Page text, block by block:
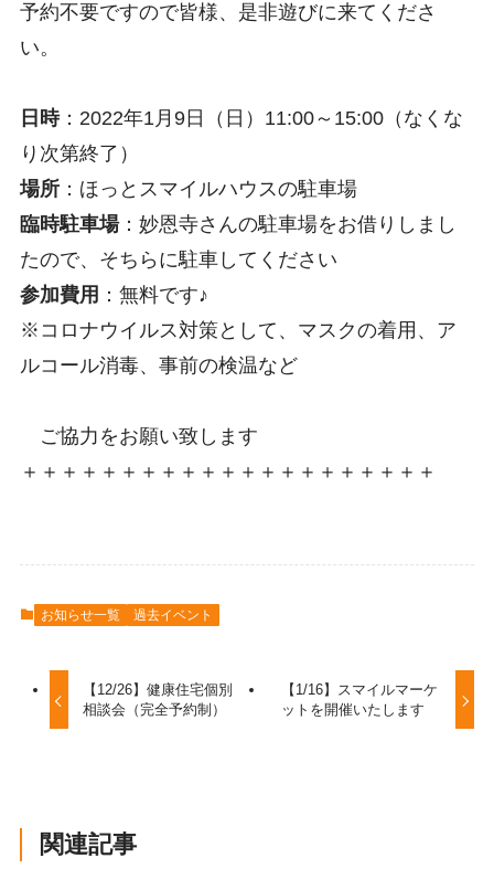
予約不要ですので皆様、是非遊びに来てくださ
い。
日時：2022年1月9日（ 日 ）11:00～15:00（なくな
り次第終了）
場所：ほっとスマイルハウスの駐車場
臨時駐車場：妙恩寺さんの駐車場をお借りしまし
たので、そちらに駐車してください
参加費用 ：無料です♪
※コロナウイルス対策として、マスクの着用、ア
ルコール消毒、事前の検温など
ご協力をお願い致します
＋＋＋＋＋＋＋＋＋＋＋＋＋＋＋＋＋＋＋＋＋
お知らせ一覧 過去イベント
【12/26】健康住宅個別
相談会（完全予約制）
【1/16】スマイルマーケ
ットを開催いたします
関連記事